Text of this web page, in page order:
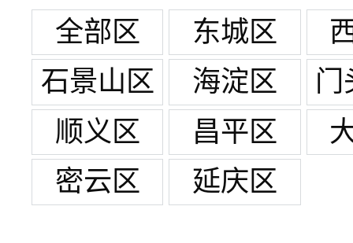
全部区
东城区
石景山区
海淀区
门
顺义区
昌平区
密云区
延庆区